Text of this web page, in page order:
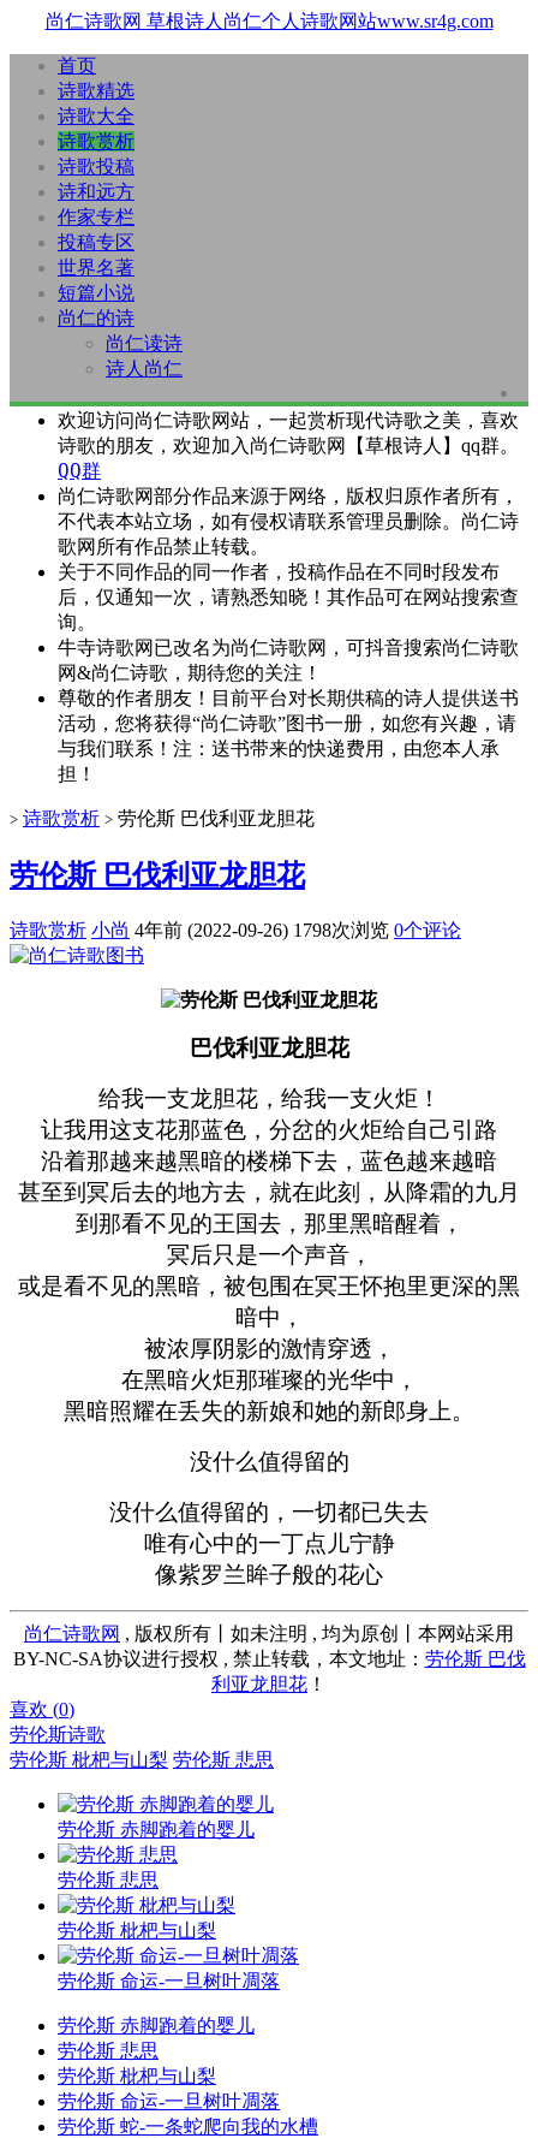
尚仁诗歌网 草根诗人尚仁个人诗歌网站www.sr4g.com
首页
诗歌精选
诗歌大全
诗歌赏析
诗歌投稿
诗和远方
作家专栏
投稿专区
世界名著
短篇小说
尚仁的诗
尚仁读诗
诗人尚仁
欢迎访问尚仁诗歌网站，一起赏析现代诗歌之美，喜欢
诗歌的朋友，欢迎加入尚仁诗歌网【草根诗人】qq群。
QQ群
尚仁诗歌网部分作品来源于网络，版权归原作者所有，
不代表本站立场，如有侵权请联系管理员删除。尚仁诗
歌网所有作品禁止转载。
关于不同作品的同一作者，投稿作品在不同时段发布
后，仅通知一次，请熟悉知晓！其作品可在网站搜索查
询。
牛寺诗歌网已改名为尚仁诗歌网，可抖音搜索尚仁诗歌
网&尚仁诗歌，期待您的关注！
尊敬的作者朋友！目前平台对长期供稿的诗人提供送书
活动，您将获得“尚仁诗歌”图书一册，如您有兴趣，请
与我们联系！注：送书带来的快递费用，由您本人承
担！
> 诗歌赏析 > 劳伦斯 巴伐利亚龙胆花
劳伦斯 巴伐利亚龙胆花
诗歌赏析 小尚 4年前 (2022-09-26) 1798次浏览 0个评论
巴伐利亚龙胆花
给我一支龙胆花，给我一支火炬！
让我用这支花那蓝色，分岔的火炬给自己引路
沿着那越来越黑暗的楼梯下去，蓝色越来越暗
甚至到冥后去的地方去，就在此刻，从降霜的九月
到那看不见的王国去，那里黑暗醒着，
冥后只是一个声音，
或是看不见的黑暗，被包围在冥王怀抱里更深的黑
暗中，
被浓厚阴影的激情穿透，
在黑暗火炬那璀璨的光华中，
黑暗照耀在丢失的新娘和她的新郎身上。
没什么值得留的
没什么值得留的，一切都已失去
唯有心中的一丁点儿宁静
像紫罗兰眸子般的花心
尚仁诗歌网 , 版权所有丨如未注明 , 均为原创丨本网站采用
BY-NC-SA协议进行授权 , 禁止转载，本文地址： 劳伦斯 巴伐
利亚龙胆花 ！
喜欢 (0)
劳伦斯诗歌
劳伦斯 枇杷与山梨 劳伦斯 悲思
劳伦斯 赤脚跑着的婴儿
劳伦斯 悲思
劳伦斯 枇杷与山梨
劳伦斯 命运-一旦树叶凋落
劳伦斯 赤脚跑着的婴儿
劳伦斯 悲思
劳伦斯 枇杷与山梨
劳伦斯 命运-一旦树叶凋落
劳伦斯 蛇-一条蛇爬向我的水槽